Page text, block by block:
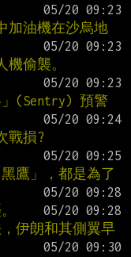
加油機在沙烏地
偷襲。
(Sentry) 預警
戰損?
鷹」，都是為了
伊朗和其側翼早